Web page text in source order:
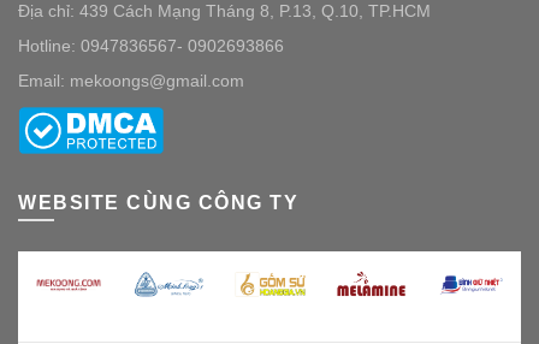
Địa chỉ: 439 Cách Mạng Tháng 8, P.13, Q.10, TP.HCM
Hotline: 0947836567- 0902693866
Email: mekoongs@gmail.com
WEBSITE CÙNG CÔNG TY